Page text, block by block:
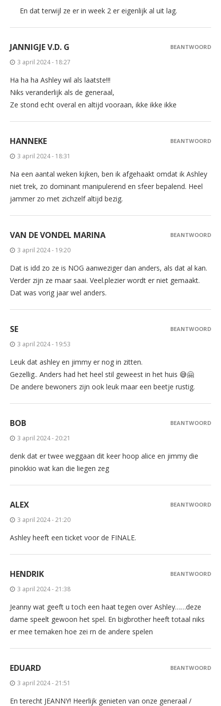
En dat terwijl ze er in week 2 er eigenlijk al uit lag.
JANNIGJE V.D. G
3 april 2024 - 18:27
Ha ha ha Ashley wil als laatste!!!
Niks veranderlijk als de generaal,
Ze stond echt overal en altijd vooraan, ikke ikke ikke
BEANTWOORD
HANNEKE
3 april 2024 - 18:31
Na een aantal weken kijken, ben ik afgehaakt omdat ik Ashley
niet trek, zo dominant manipulerend en sfeer bepalend. Heel
jammer zo met zichzelf altijd bezig.
BEANTWOORD
VAN DE VONDEL MARINA
3 april 2024 - 19:20
Dat is idd zo ze is NOG aanweziger dan anders, als dat al kan.
Verder zijn ze maar saai. Veel.plezier wordt er niet gemaakt.
Dat was vorig jaar wel anders.
BEANTWOORD
SE
3 april 2024 - 19:53
Leuk dat ashley en jimmy er nog in zitten.
Gezellig.. Anders had het heel stil geweest in het huis 😅🤗
De andere bewoners zijn ook leuk maar een beetje rustig.
BEANTWOORD
BOB
3 april 2024 - 20:21
denk dat er twee weggaan dit keer hoop alice en jimmy die
pinokkio wat kan die liegen zeg
BEANTWOORD
ALEX
3 april 2024 - 21:20
Ashley heeft een ticket voor de FINALE.
BEANTWOORD
HENDRIK
3 april 2024 - 21:38
Jeanny wat geeft u toch een haat tegen over Ashley……deze
dame speelt gewoon het spel. En bigbrother heeft totaal niks
er mee temaken hoe zei rn de andere spelen
BEANTWOORD
EDUARD
3 april 2024 - 21:51
En terecht JEANNY! Heerlijk genieten van onze generaal /
BEANTWOORD